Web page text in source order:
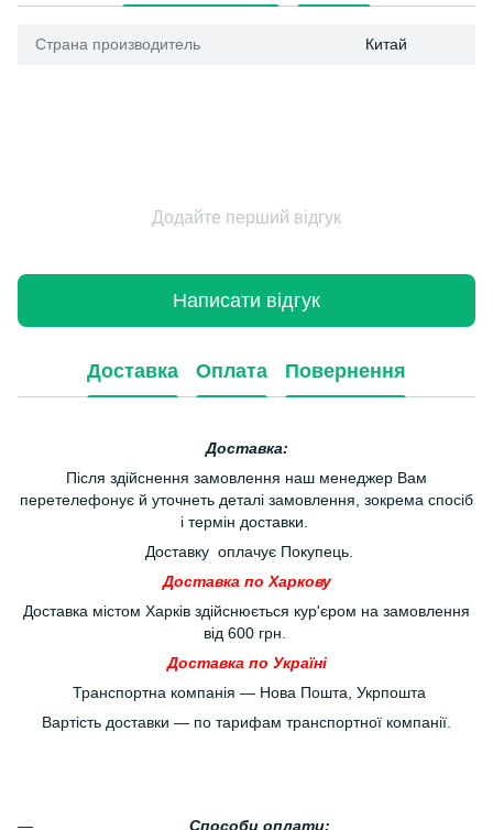
Страна производитель Китай
Додайте перший відгук
Написати відгук
Доставка Оплата Повернення
Доставка:
Після здійснення замовлення наш менеджер Вам
перетелефонує й уточнеть деталі замовлення, зокрема спосіб
і термін доставки.
Доставку оплачує Покупець.
Доставка по Харкову
Доставка містом Харків здійснюється кур'єром на замовлення
від 600 грн.
Доставка по Україні
Транспортна компанія — Нова Пошта, Укрпошта
Вартість доставки — по тарифам транспортної компанії.
Способи оплати: